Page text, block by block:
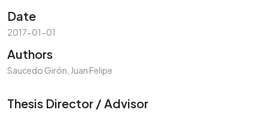
Date
2017-01-01
Authors
Saucedo Girón, Juan Felipe
Thesis Director / Advisor